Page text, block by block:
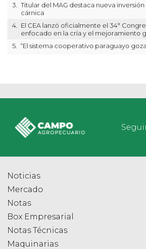
3.
Titular del MAG destaca nueva inversión
cárnica
4.
El CEA lanzó oficialmente el 34°
enfocado en la cría y el mejoramiento
5.
“El sistema cooperativo paraguayo
Noticias
Mercado
Notas
Box Empresarial
Notas Técnicas
Maquinarias